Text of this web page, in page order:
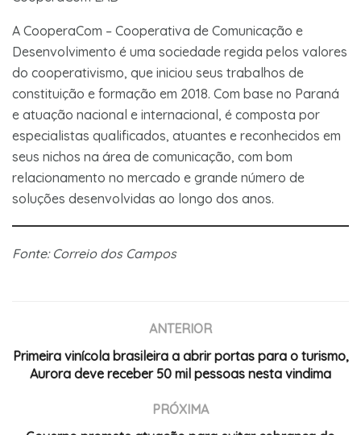
A CooperaCom – Cooperativa de Comunicação e
Desenvolvimento é uma sociedade regida pelos valores
do cooperativismo, que iniciou seus trabalhos de
constituição e formação em 2018. Com base no Paraná
e atuação nacional e internacional, é composta por
especialistas qualificados, atuantes e reconhecidos em
seus nichos na área de comunicação, com bom
relacionamento no mercado e grande número de
soluções desenvolvidas ao longo dos anos.
Fonte: Correio dos Campos
ANTERIOR
Primeira vinícola brasileira a abrir portas para o turismo,
Aurora deve receber 50 mil pessoas nesta vindima
PRÓXIMA